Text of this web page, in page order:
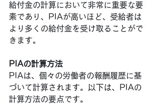
給付金の計算において非常に重要な要
素であり、PIAが高いほど、受給者は
より多くの給付金を受け取ることがで
きます。
PIAの計算方法
PIAは、個々の労働者の報酬履歴に基
づいて計算されます。以下は、PIAの
計算方法の要点です。